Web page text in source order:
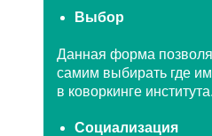
Выбор
Данная форма
самим выбирать где
в коворкинге института.
Социализация